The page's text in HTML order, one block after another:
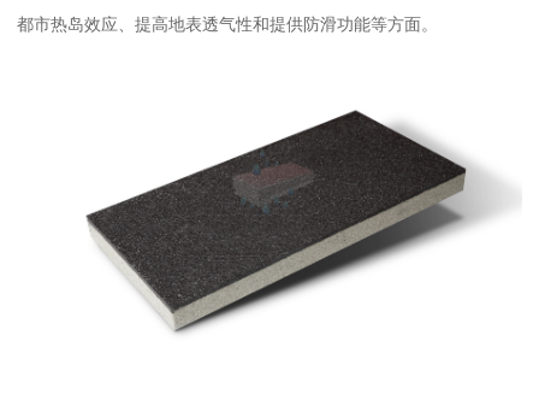
都市热岛效应、提高地表透气性和提供防滑功能等方面。